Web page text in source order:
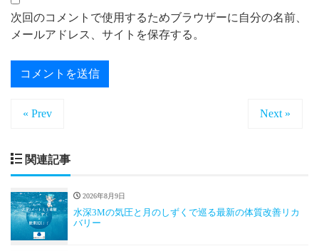
次回のコメントで使用するためブラウザーに自分の名前、
メールアドレス、サイトを保存する。
« Prev Next »
関連記事
2026年8月9日
水深3Mの気圧と月のしずくで巡る最新の体質改善リカ
バリー